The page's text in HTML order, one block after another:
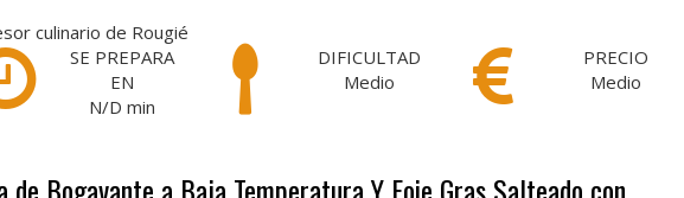
culinario de Rougié
SE PREPARA
EN
N/D min
DIFICULTAD
Medio
PRECIO
Medio